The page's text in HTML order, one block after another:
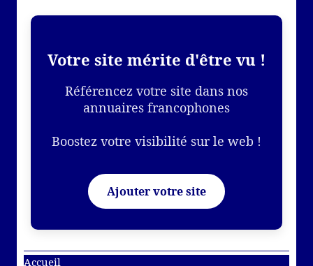
Votre site mérite d'être vu !
Référencez votre site dans nos
annuaires francophones
Boostez votre visibilité sur le web !
Ajouter votre site
Accueil